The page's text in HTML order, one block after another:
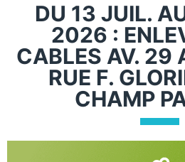
DU 13 JUIL.
2026 :
CABLES AV. 29
RUE F.
CHAMP